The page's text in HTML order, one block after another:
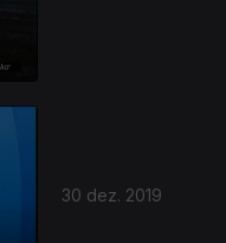
30 dez. 2019